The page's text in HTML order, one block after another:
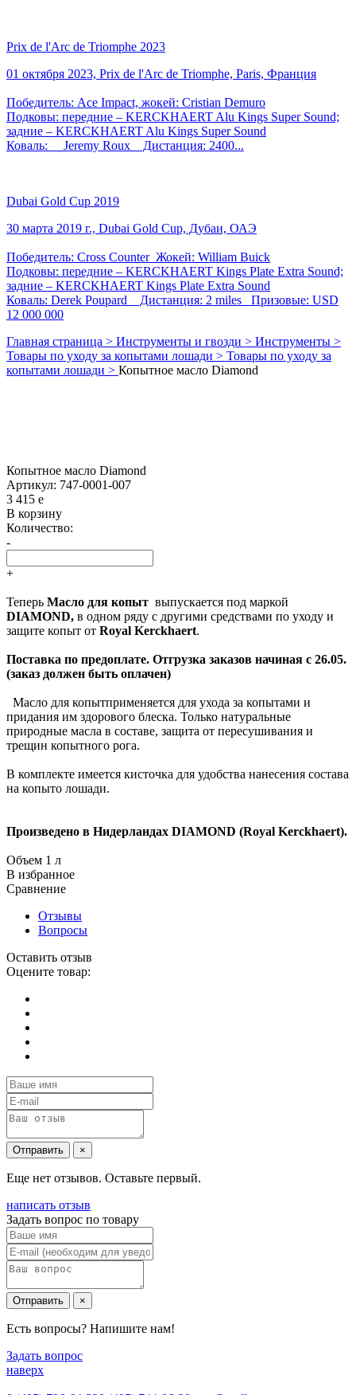
Prix de l'Arc de Triomphe 2023
01 октября 2023, Prix de l'Arc de Triomphe, Paris, Франция
Победитель: Ace Impact, жокей: Cristian Demuro
Подковы: передние – KERCKHAERT Alu Kings Super Sound;
задние – KERCKHAERT Alu Kings Super Sound
Коваль: Jeremy Roux Дистанция: 2400...
Dubai Gold Cup 2019
30 марта 2019 г., Dubai Gold Cup, Дубаи, ОАЭ
Победитель: Cross Counter Жокей: William Buick
Подковы: передние – KERCKHAERT Kings Plate Extra Sound;
задние – KERCKHAERT Kings Plate Extra Sound
Коваль: Derek Poupard Дистанция: 2 miles Призовые: USD
12 000 000
Главная страница > Инструменты и гвозди > Инструменты >
Товары по уходу за копытами лошади > Товары по уходу за
копытами лошади > Копытное масло Diamond
Копытное масло Diamond
Артикул: 747-0001-007
3 415 e
В корзину
Количество:
-
+
Теперь Масло для копыт выпускается под маркой
DIAMOND, в одном ряду с другими средствами по уходу и
защите копыт от Royal Kerckhaert.
Поставка по предоплате. Отгрузка заказов начиная с 26.05.
(заказ должен быть оплачен)
Масло для копытприменяется для ухода за копытами и
придания им здорового блеска. Только натуральные
природные масла в составе, защита от пересушивания и
трещин копытного рога.
В комплекте имеется кисточка для удобства нанесения состава
на копыто лошади.
Произведено в Нидерландах DIAMOND (Royal Kerckhaert).
Объем 1 л
В избранное
Сравнение
Отзывы
Вопросы
Оставить отзыв
Оцените товар:
Отправить ×
Еще нет отзывов. Оставьте первый.
написать отзыв
Задать вопрос по товару
Отправить ×
Есть вопросы? Напишите нам!
Задать вопрос
наверх